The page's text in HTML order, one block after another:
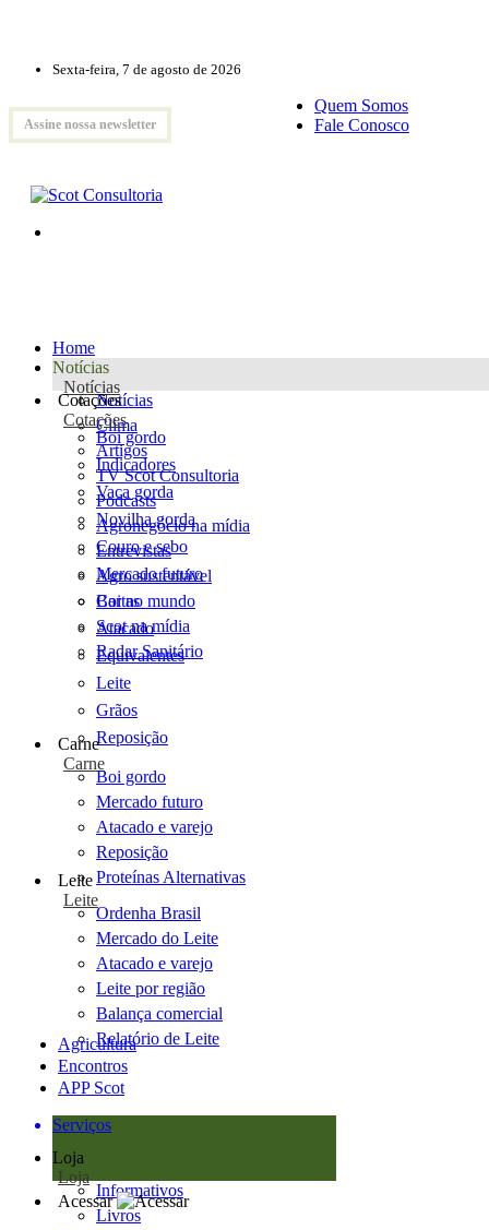
Sexta-feira, 7 de agosto de 2026
Assine nossa newsletter
Quem Somos
Fale Conosco
Home
Notícias
Notícias
Notícias
Clima
Artigos
TV Scot Consultoria
Podcasts
Agronegócio na mídia
Entrevistas
Agro sustentável
Cartas
Scot na mídia
Radar Sanitário
Cotações
Cotações
Boi gordo
Indicadores
Vaca gorda
Novilha gorda
Couro e sebo
Mercado futuro
Boi no mundo
Atacado
Equivalentes
Leite
Grãos
Reposição
Carne
Carne
Boi gordo
Mercado futuro
Atacado e varejo
Reposição
Proteínas Alternativas
Leite
Leite
Ordenha Brasil
Mercado do Leite
Atacado e varejo
Leite por região
Balança comercial
Relatório de Leite
Agricultura
Encontros
APP Scot
Serviços
Loja
Loja
Informativos
Livros
Acessar